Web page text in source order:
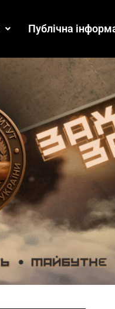
Публічна